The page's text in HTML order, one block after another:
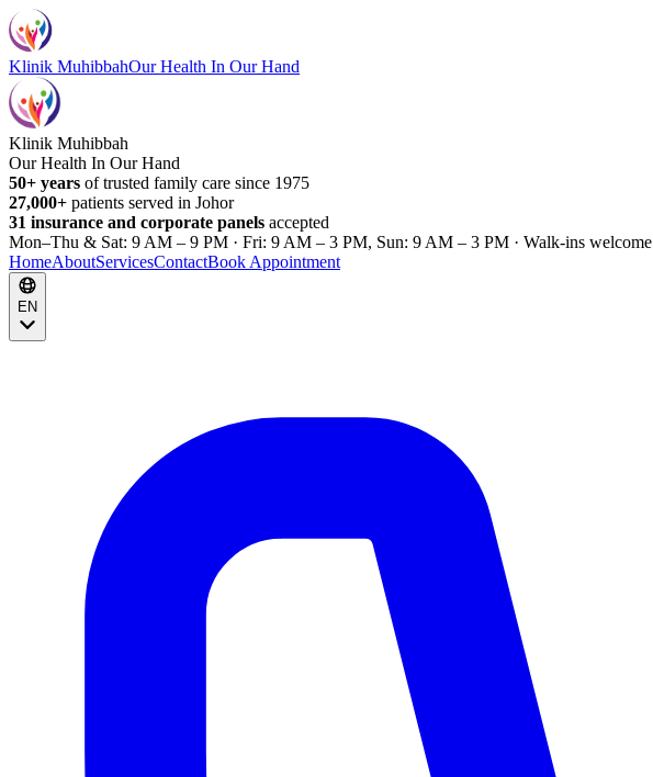
Klinik MuhibbahOur Health In Our Hand
Klinik Muhibbah
Our Health In Our Hand
50+ years of trusted family care since 1975
27,000+ patients served in Johor
31 insurance and corporate panels accepted
Mon–Thu & Sat: 9 AM – 9 PM · Fri: 9 AM – 3 PM, Sun: 9 AM – 3 PM · Walk-ins welcome
HomeAboutServicesContactBook Appointment
EN